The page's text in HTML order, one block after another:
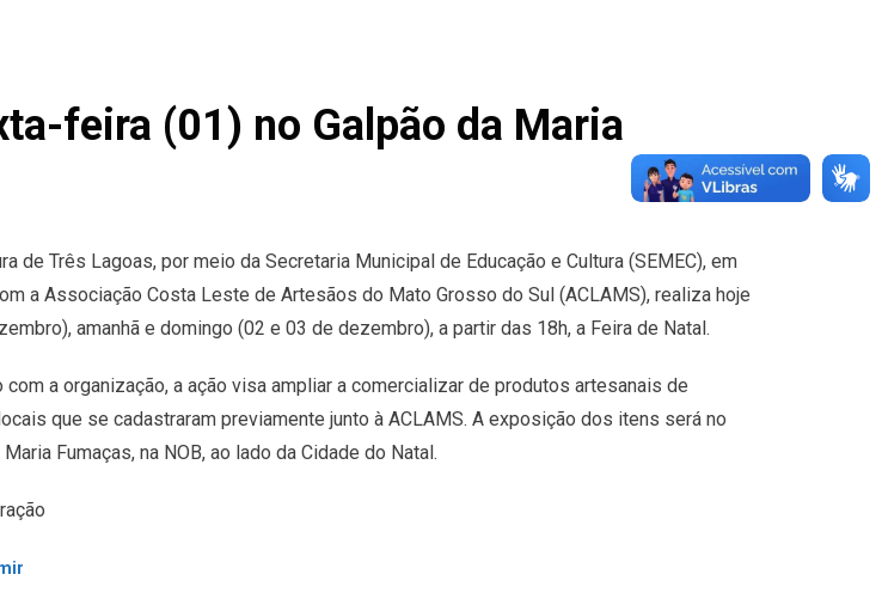
feira (01) no Galpão da Maria
de Três Lagoas, por meio da Secretaria Municipal de Educação e Cultura (SEMEC), em
a Associação Costa Leste de Artesãos do Mato Grosso do Sul (ACLAMS), realiza hoje
amanhã e domingo (02 e 03 de dezembro), a partir das 18h, a Feira de Natal.
com a organização, a ação visa ampliar a comercializar de produtos artesanais de
que se cadastraram previamente junto à ACLAMS. A exposição dos itens será no
Fumaças, na NOB, ao lado da Cidade do Natal.